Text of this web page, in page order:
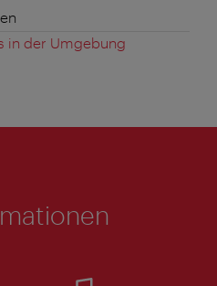
in der Umgebung